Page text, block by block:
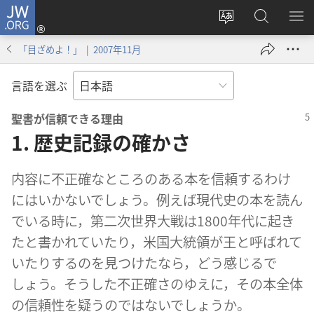
JW.ORG
サ
ト
の
言
る
ロ
グ
ン
し
開
く）
JW.ORG
の
検
メ
を
「目ざめよ！」 | 2007年11月
言語を選ぶ
聖書が信頼できる理由
1. 歴史記録の確かさ
内容に不正確なところのある本を信頼するわけ
にはいかないでしょう。例えば現代史の本を読ん
でいる時に，第二次世界大戦は1800年代に起き
たと書かれていたり，米国大統領が王と呼ばれて
いたりするのを見つけたなら，どう感じるで
しょう。そうした不正確さのゆえに，その本全体
の信頼性を疑うのではないでしょうか。